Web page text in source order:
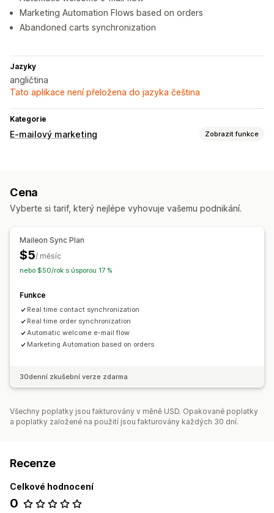
Marketing Automation Flows based on orders
Abandoned carts synchronization
Jazyky
angličtina
Tato aplikace není přeložena do jazyka čeština
Kategorie
E-mailový marketing Zobrazit funkce
E-maily týkající se pokladny
Uvítací e-maily Návazné e-maily Doporučené produkty
Správa kampaní
Šablony
Shromažďování souhlasu
Cena
Vyberte si tarif, který nejlépe vyhovuje vašemu podnikání.
Maileon Sync Plan
$5/ měsíc
nebo $50/rok s úsporou 17 %
Funkce
Real time contact synchronization
Real time order synchronization
Automatic welcome e-mail flow
Marketing Automation based on orders
30denní zkušební verze zdarma
Všechny poplatky jsou fakturovány v měně USD. Opakované poplatky
a poplatky založené na použití jsou fakturovány každých 30 dní.
Recenze
Celkové hodnocení
0